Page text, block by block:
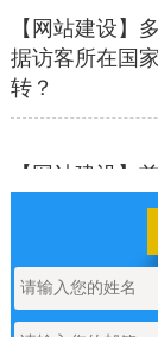
【网站建设】
据访客所在国
转？
【网站建设】
业版编辑器里
【网站建设】